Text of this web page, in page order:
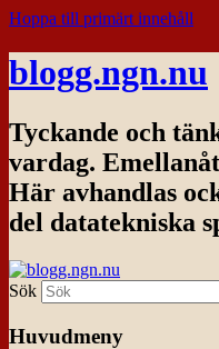
Hoppa till primärt innehåll
blogg.ngn.nu
Tyckande och
vardag.
Här avhandlas
del datatekniska
Sök
Huvudmeny